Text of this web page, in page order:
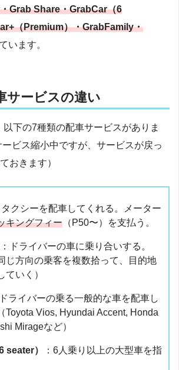
Grab Share・GrabCar（6
（Premium）・GrabFamily・
います。
サービスの違い
下の7種類の配車サービスがありま
ビス縮小中ですが、サービスが戻っ
おきます）
タクシーを配車してくれる。メーター
キングフィー （P50〜）を支払う。
：ドライバーの車に乗り合いする。
じ方向の乗客を複数拾って、目的地
ていく）
ドライバーの乗る一般的な車を配車し
Toyota Vios, Hyundai Accent, Honda
Mirageなど）
seater）
：6人乗り以上の大型車を指